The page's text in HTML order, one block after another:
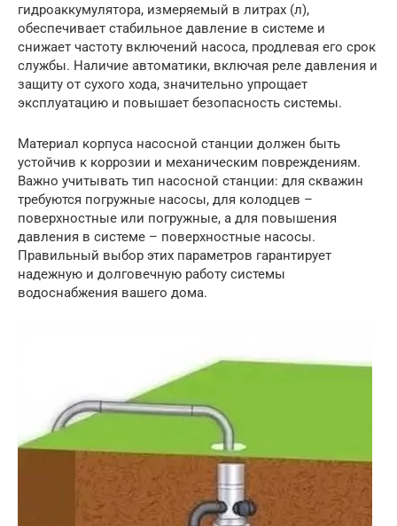
гидроаккумулятора, измеряемый в литрах (л),
обеспечивает стабильное давление в системе и
снижает частоту включений насоса, продлевая его срок
службы. Наличие автоматики, включая реле давления и
защиту от сухого хода, значительно упрощает
эксплуатацию и повышает безопасность системы.
Материал корпуса насосной станции должен быть
устойчив к коррозии и механическим повреждениям.
Важно учитывать тип насосной станции: для скважин
требуются погружные насосы, для колодцев –
поверхностные или погружные, а для повышения
давления в системе – поверхностные насосы.
Правильный выбор этих параметров гарантирует
надежную и долговечную работу системы
водоснабжения вашего дома.